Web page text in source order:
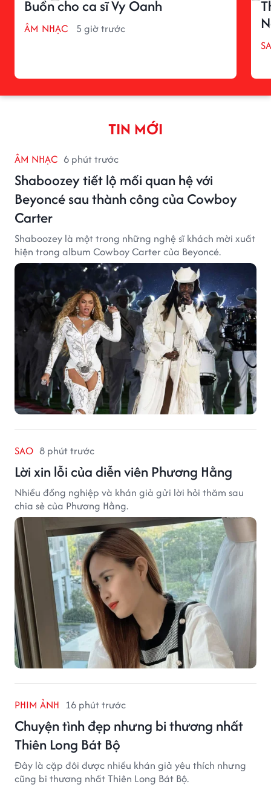
Buồn cho ca sĩ Vy Oanh
ÂM NHẠC 5 giờ trước
TIN MỚI
ÂM NHẠC 6 phút trước
Shaboozey tiết lộ mối quan hệ với
Beyoncé sau thành công của Cowboy
Carter
Shaboozey là một trong những nghệ sĩ khách mời xuất
hiện trong album Cowboy Carter của Beyoncé.
SAO 8 phút trước
Lời xin lỗi của diễn viên Phương Hằng
Nhiều đồng nghiệp và khán giả gửi lời hỏi thăm sau
chia sẻ của Phương Hằng.
PHIM ẢNH 16 phút trước
Chuyện tình đẹp nhưng bi thương nhất
Thiên Long Bát Bộ
Đây là cặp đôi được nhiều khán giả yêu thích nhưng
cũng bi thương nhất Thiên Long Bát Bộ.